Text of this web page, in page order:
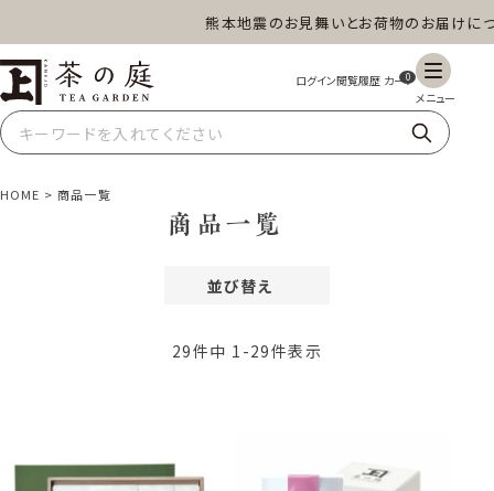
熊本地震のお見舞いとお荷物のお届けについて
茶の庭オンラインショップ 0
ギフト 特上高級茶 深蒸し茶 水出し茶
HOME 商品一覧
商品一覧
並び替え
価格が安い順
29件中 1 -29件表示